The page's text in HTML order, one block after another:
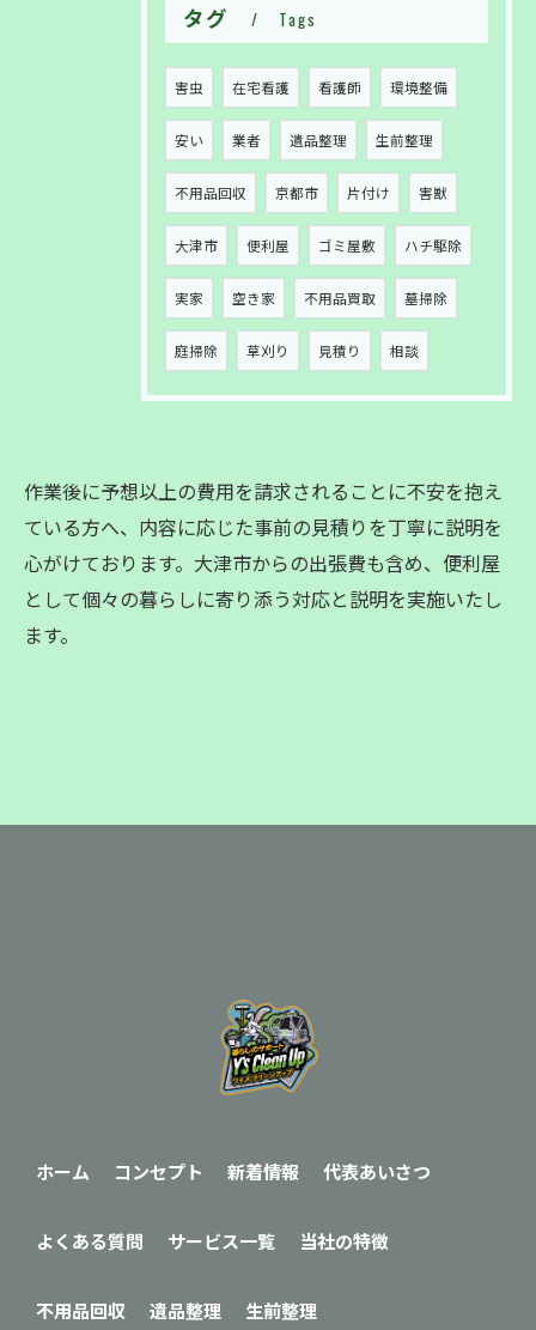
タグ Tags
害虫 在宅看護 看護師 環境整備
安い 業者 遺品整理 生前整理
不用品回収 京都市 片付け 害獣
大津市 便利屋 ゴミ屋敷 ハチ駆除
実家 空き家 不用品買取 墓掃除
庭掃除 草刈り 見積り 相談
作業後に予想以上の費用を請求されることに不安を抱え
ている方へ、内容に応じた事前の見積りを丁寧に説明を
心がけております。大津市からの出張費も含め、便利屋
として個々の暮らしに寄り添う対応と説明を実施いたし
ます。
ホーム コンセプト 新着情報 代表あいさつ
よくある質問 サービス一覧 当社の特徴
不用品回収 遺品整理 生前整理